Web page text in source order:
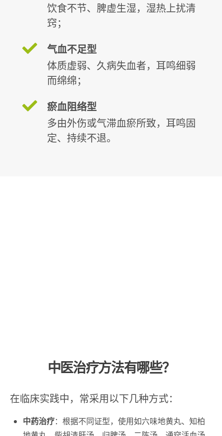
饮食不节、脾虚生湿，湿热上扰清
窍；
气血不足型
体质虚弱、久病失血者，耳鸣细弱
而绵绵；
瘀血阻络型
多由外伤或气滞血瘀所致，耳鸣固
定、持续不退。
中医治疗方法有哪些？
在临床实践中，常采用以下几种方式：
中药治疗：根据不同证型，使用如六味地黄丸、知柏